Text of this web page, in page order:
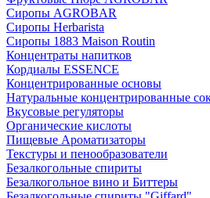
Сиропы AGROBAR
Сиропы Herbarista
Сиропы 1883 Maison Routin
Концентраты напитков
Кордиалы ESSENCE
Концентрированные основы
Натуральные концентрированные
Вкусовые регуляторы
Органические кислоты
Пищевые Ароматизаторы
Текстуры и пенообразователи
Безалкогольные спириты
Безалкогольное вино и Биттеры